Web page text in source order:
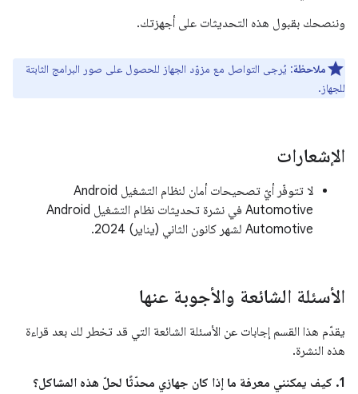
وننصحك بقبول هذه التحديثات على أجهزتك.
ملاحظة: يُرجى التواصل مع مزوّد الجهاز للحصول على صور البرامج الثابتة
للجهاز.
الإشعارات
لا تتوفّر أيّ تصحيحات أمان لنظام التشغيل Android
Automotive في نشرة تحديثات نظام التشغيل Android
Automotive لشهر كانون الثاني (يناير) 2024.
الأسئلة الشائعة والأجوبة عنها
يقدّم هذا القسم إجابات عن الأسئلة الشائعة التي قد تخطر لك بعد قراءة
هذه النشرة.
1. كيف يمكنني معرفة ما إذا كان جهازي محدّثًا لحلّ هذه المشاكل؟